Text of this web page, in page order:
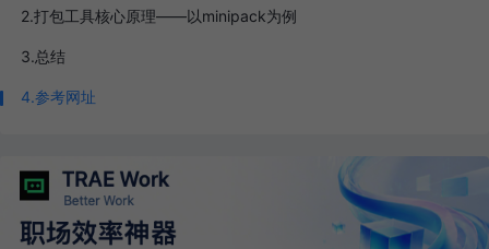
2.打包工具核心原理——以minipack为例
3.总结
4.参考网址